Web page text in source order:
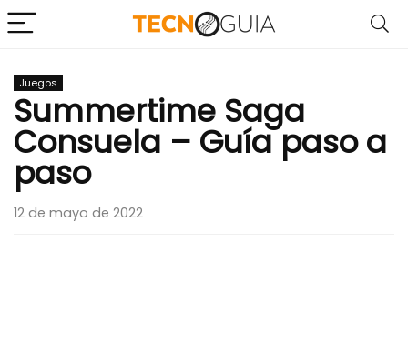
Juegos
Summertime Saga
Consuela – Guía paso a
paso
12 de mayo de 2022